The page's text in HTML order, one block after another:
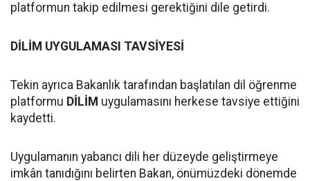
platformun takip edilmesi gerektiğini dile getirdi.
DİLİM UYGULAMASI TAVSİYESİ
Tekin ayrıca Bakanlık tarafından başlatılan dil öğrenme
platformu DİLİM uygulamasını herkese tavsiye ettiğini
kaydetti.
Uygulamanın yabancı dili her düzeyde geliştirmeye
imkân tanıdığını belirten Bakan, önümüzdeki dönemde